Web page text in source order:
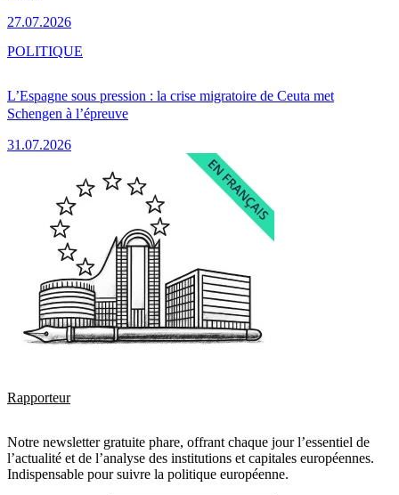
27.07.2026
L’Espagne sous pression : la crise migratoire de Ceuta met
Schengen à l’épreuve
31.07.2026
POLITIQUE
Rapporteur
Notre newsletter gratuite phare, offrant chaque jour l’essentiel de
l’actualité et de l’analyse des institutions et capitales européennes.
Indispensable pour suivre la politique européenne.